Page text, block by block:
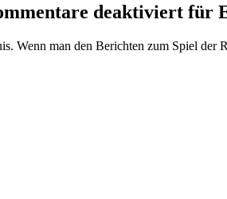
deaktiviert für
Wenn man den Berichten zum Spiel